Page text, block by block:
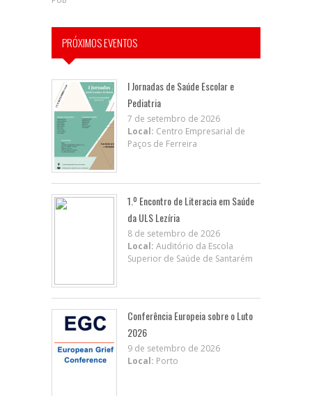
PRÓXIMOS EVENTOS
I Jornadas de Saúde Escolar e
Pediatria
7 de setembro de 2026
Local: Centro Empresarial de
Paços de Ferreira
1.º Encontro de Literacia em Saúde
da ULS Lezíria
8 de setembro de 2026
Local: Auditório da Escola
Superior de Saúde de Santarém
Conferência Europeia sobre o Luto
2026
9 de setembro de 2026
Local: Porto